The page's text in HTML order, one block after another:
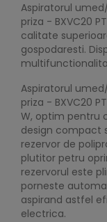
Aspiratorul
priza - BXVC20
calitate
gospodaresti.
Aspiratorul
priza - BXVC20
W, optim pentru
design compact
rezervor de
plutitor petru
rezervorul este
porneste
aspirand astfel
electrica.